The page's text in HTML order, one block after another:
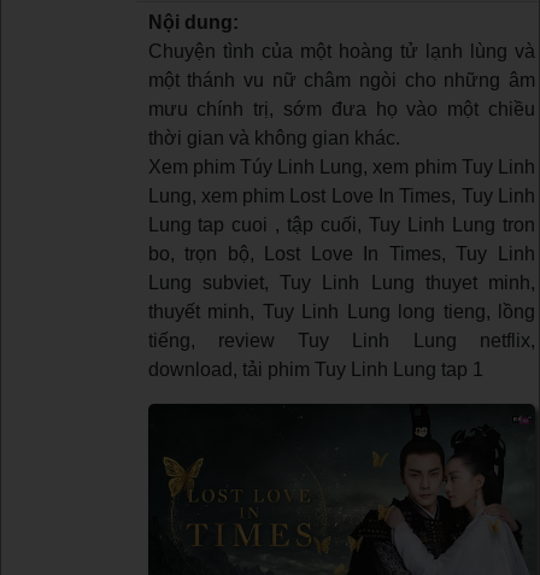
Nội dung:
Chuyện tình của một hoàng tử lạnh lùng và
một thánh vu nữ châm ngòi cho những âm
mưu chính trị, sớm đưa họ vào một chiều
thời gian và không gian khác.
Xem phim Túy Linh Lung, xem phim Tuy Linh
Lung, xem phim Lost Love In Times, Tuy Linh
Lung tap cuoi , tập cuối, Tuy Linh Lung tron
bo, trọn bộ, Lost Love In Times, Tuy Linh
Lung subviet, Tuy Linh Lung thuyet minh,
thuyết minh, Tuy Linh Lung long tieng, lồng
tiếng, review Tuy Linh Lung netflix,
download, tải phim Tuy Linh Lung tap 1